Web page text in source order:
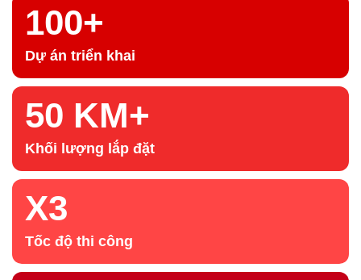
100+
Dự án triển khai
50 KM+
Khối lượng lắp đặt
X3
Tốc độ thi công